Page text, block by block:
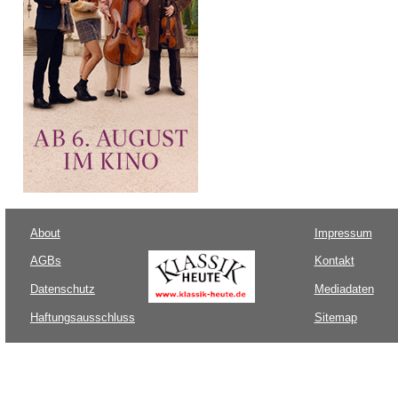
About
AGBs
Datenschutz
Haftungsausschluss
Impressum
Kontakt
Mediadaten
Sitemap